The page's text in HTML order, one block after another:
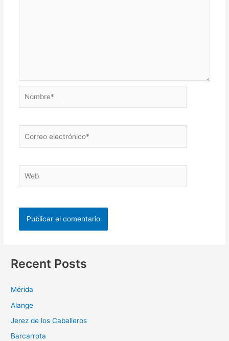
Recent Posts
Mérida
Alange
Jerez de los Caballeros
Barcarrota